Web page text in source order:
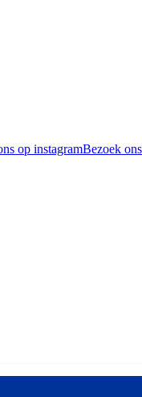
op instagramBezoek